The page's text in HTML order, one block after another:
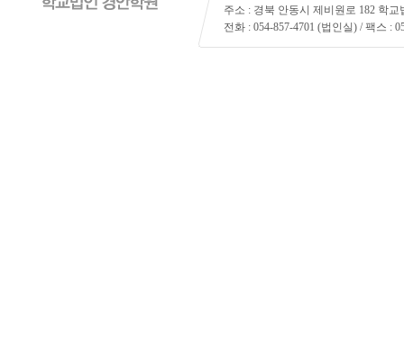
주소 : 경북 안동시 제비원로 182 학교
전화 : 054-857-4701 (법인실) / 팩스 :